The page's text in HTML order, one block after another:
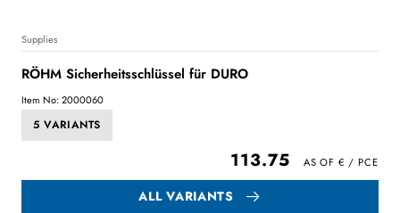
Supplies
RÖHM Sicherheitsschlüssel für DURO
Item No: 2000060
5 VARIANTS
113.75
ALL VARIANTS